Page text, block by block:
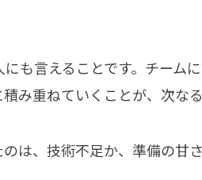
も言えることです。チー
み重ねていくことが、次な
は、技術不足か、準備の甘